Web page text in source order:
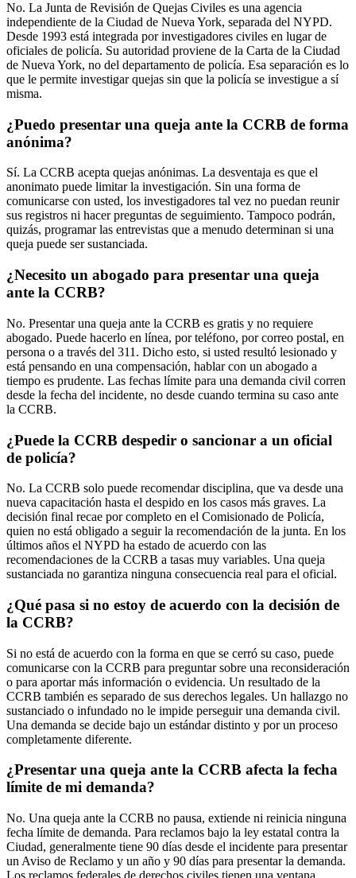
No. La Junta de Revisión de Quejas Civiles es una agencia
independiente de la Ciudad de Nueva York, separada del NYPD.
Desde 1993 está integrada por investigadores civiles en lugar de
oficiales de policía. Su autoridad proviene de la Carta de la Ciudad
de Nueva York, no del departamento de policía. Esa separación es lo
que le permite investigar quejas sin que la policía se investigue a sí
misma.
¿Puedo presentar una queja ante la CCRB de forma
anónima?
Sí. La CCRB acepta quejas anónimas. La desventaja es que el
anonimato puede limitar la investigación. Sin una forma de
comunicarse con usted, los investigadores tal vez no puedan reunir
sus registros ni hacer preguntas de seguimiento. Tampoco podrán,
quizás, programar las entrevistas que a menudo determinan si una
queja puede ser sustanciada.
¿Necesito un abogado para presentar una queja
ante la CCRB?
No. Presentar una queja ante la CCRB es gratis y no requiere
abogado. Puede hacerlo en línea, por teléfono, por correo postal, en
persona o a través del 311. Dicho esto, si usted resultó lesionado y
está pensando en una compensación, hablar con un abogado a
tiempo es prudente. Las fechas límite para una demanda civil corren
desde la fecha del incidente, no desde cuando termina su caso ante
la CCRB.
¿Puede la CCRB despedir o sancionar a un oficial
de policía?
No. La CCRB solo puede recomendar disciplina, que va desde una
nueva capacitación hasta el despido en los casos más graves. La
decisión final recae por completo en el Comisionado de Policía,
quien no está obligado a seguir la recomendación de la junta. En los
últimos años el NYPD ha estado de acuerdo con las
recomendaciones de la CCRB a tasas muy variables. Una queja
sustanciada no garantiza ninguna consecuencia real para el oficial.
¿Qué pasa si no estoy de acuerdo con la decisión de
la CCRB?
Si no está de acuerdo con la forma en que se cerró su caso, puede
comunicarse con la CCRB para preguntar sobre una reconsideración
o para aportar más información o evidencia. Un resultado de la
CCRB también es separado de sus derechos legales. Un hallazgo no
sustanciado o infundado no le impide perseguir una demanda civil.
Una demanda se decide bajo un estándar distinto y por un proceso
completamente diferente.
¿Presentar una queja ante la CCRB afecta la fecha
límite de mi demanda?
No. Una queja ante la CCRB no pausa, extiende ni reinicia ninguna
fecha límite de demanda. Para reclamos bajo la ley estatal contra la
Ciudad, generalmente tiene 90 días desde el incidente para presentar
un Aviso de Reclamo y un año y 90 días para presentar la demanda.